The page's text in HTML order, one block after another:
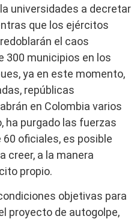
universidades a decretar
que los ejércitos
el caos
300 municipios en los
ya en este momento,
repúblicas
en Colombia varios
ha purgado las fuerzas
oficiales, es posible
creer, a la manera
propio.
objetivas para
proyecto de autogolpe,